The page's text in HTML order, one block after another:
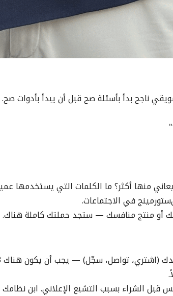
ناجح بدأ بأسئلة صح قبل أن يبدأ بأدوات صح.
منها أكثر؟ ما الكلمات التي
أن يكون هناك 3–5 عطاءات (تعلّم، استفد، احصل على شيء مجاناً).